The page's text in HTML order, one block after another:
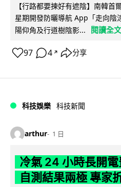
【行路都要揀好有遮陰】南韓
星期開發防曬導航 App「走向陰
陽仰角及行道樹陰影...
閱讀全文
97 4 ↗ 分享
科技娛樂 科技新聞
arthur 1 日
冷氣 24 小時長開
自測結果兩極 專家